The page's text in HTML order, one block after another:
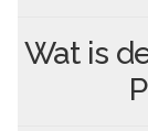
Wat is